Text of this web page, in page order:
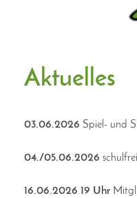
Aktuelles
03.06.2026 Spiel- und
04./05.06.2026
16.06.2026 19 Uhr